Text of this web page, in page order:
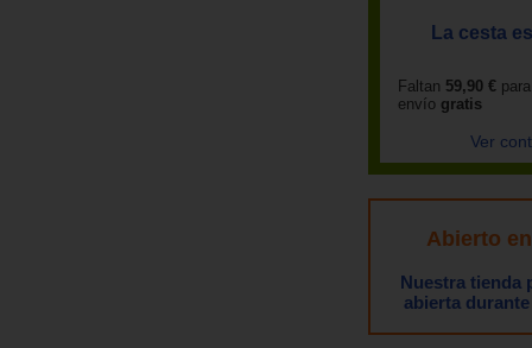
La cesta
Faltan 59,90 €
envío gratis
Ver
Abierto
Nuestra tienda
abierta